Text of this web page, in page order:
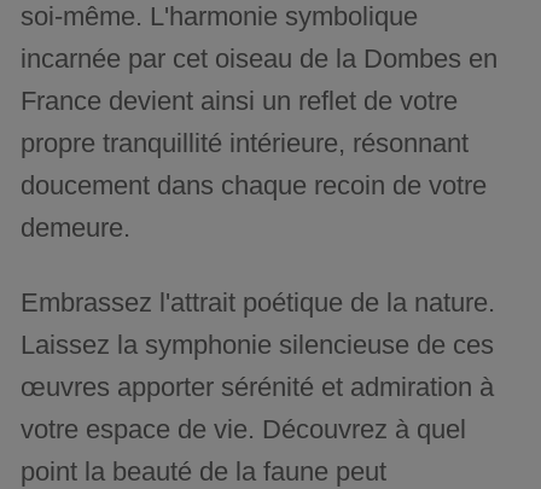
soi-même. L'harmonie symbolique
incarnée par cet oiseau de la Dombes en
France devient ainsi un reflet de votre
propre tranquillité intérieure, résonnant
doucement dans chaque recoin de votre
demeure.
Embrassez l'attrait poétique de la nature.
Laissez la symphonie silencieuse de ces
œuvres apporter sérénité et admiration à
votre espace de vie. Découvrez à quel
point la beauté de la faune peut